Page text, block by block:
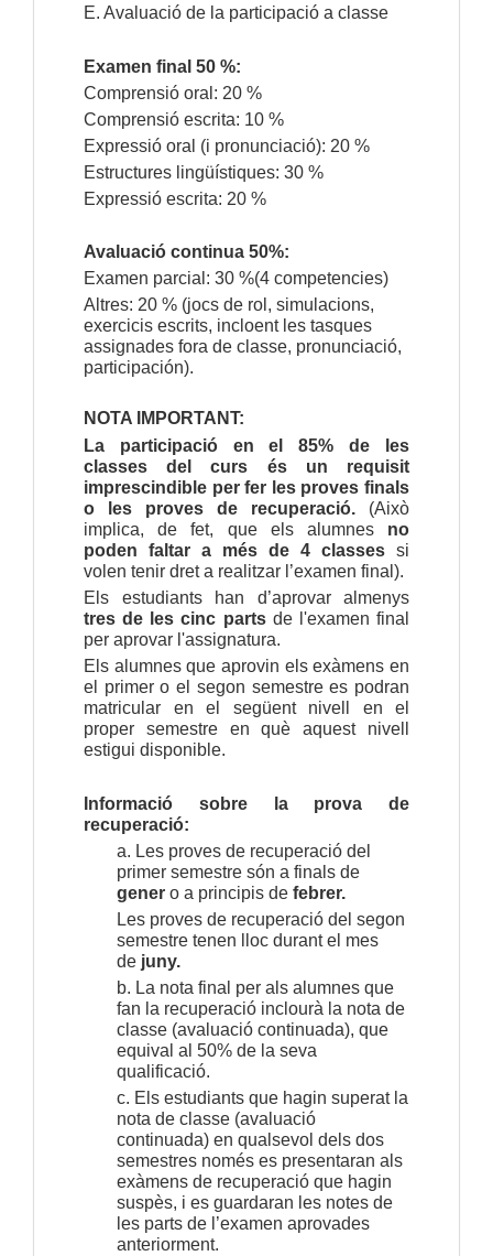
E. Avaluació de la participació a classe
Examen final 50 %:
Comprensió oral: 20 %
Comprensió escrita: 10 %
Expressió oral (i pronunciació): 20 %
Estructures lingüístiques: 30 %
Expressió escrita: 20 %
Avaluació continua 50%:
Examen parcial: 30 %(4 competencies)
Altres: 20 % (jocs de rol, simulacions,
exercicis escrits, incloent les tasques
assignades fora de classe, pronunciació,
participación).
NOTA IMPORTANT:
La participació en el 85% de les
classes del curs és un requisit
imprescindible per fer les proves finals
o les proves de recuperació. (Això
implica, de fet, que els alumnes no
poden faltar a més de 4 classes si
volen tenir dret a realitzar l’examen final).
Els estudiants han d’aprovar almenys
tres de les cinc partsde l'examen final
per aprovar l'assignatura.
Els alumnes que aprovin els exàmens en
el primer o el segon semestre es podran
matricular en el següent nivell en el
proper semestre en què aquest nivell
estigui disponible.
Informació sobre la prova de
recuperació:
a. Les proves de recuperació del
primer semestre són a finals de
gener o a principis de febrer.
Les proves de recuperació del segon
semestre tenen lloc durant el mes
de juny.
b. La nota final per als alumnes que
fan la recuperació inclourà la nota de
classe (avaluació continuada), que
equival al 50% de la seva
qualificació.
c. Els estudiants que hagin superat la
nota de classe (avaluació
continuada) en qualsevol dels dos
semestres només es presentaran als
exàmens de recuperació que hagin
suspès, i es guardaran les notes de
les parts de l’examen aprovades
anteriorment.